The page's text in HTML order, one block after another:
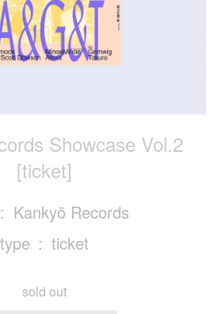
Showcase Vol.2
[ticket]
Kankyō Records
type
ticket
sold out